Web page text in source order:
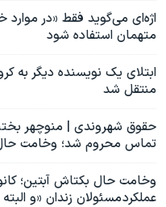
اژه‌ای می‌گوید فقط «در موارد
متهمان استفاده شود
ابتلای یک نویسنده دیگر به
منتقل شد
حقوق شهروندی | منوچهر
تماس محروم شد؛ وخامت
وخامت حال بکتاش آبتین؛
عملکرد مسئولان زندان «و